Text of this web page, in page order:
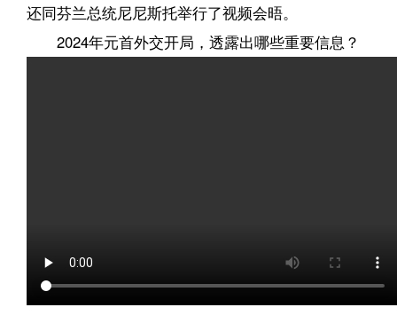
还同芬兰总统尼尼斯托举行了视频会晤。
2024年元首外交开局，透露出哪些重要信息？